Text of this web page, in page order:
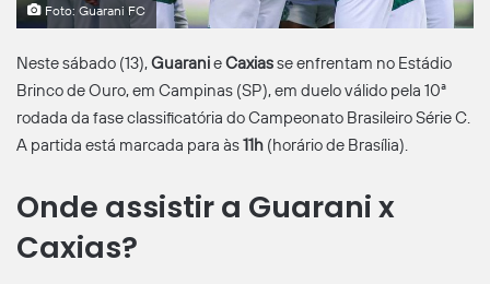
Foto: Guarani FC
Neste sábado (13),GuaranieCaxiasse enfrentam no Estádio
Brinco de Ouro, em Campinas (SP), em duelo válido pela 10ª
rodada da fase classificatória do Campeonato Brasileiro Série C.
A partida está marcada para às11h (horário de Brasília).
Onde assistir a Guarani x
Caxias?